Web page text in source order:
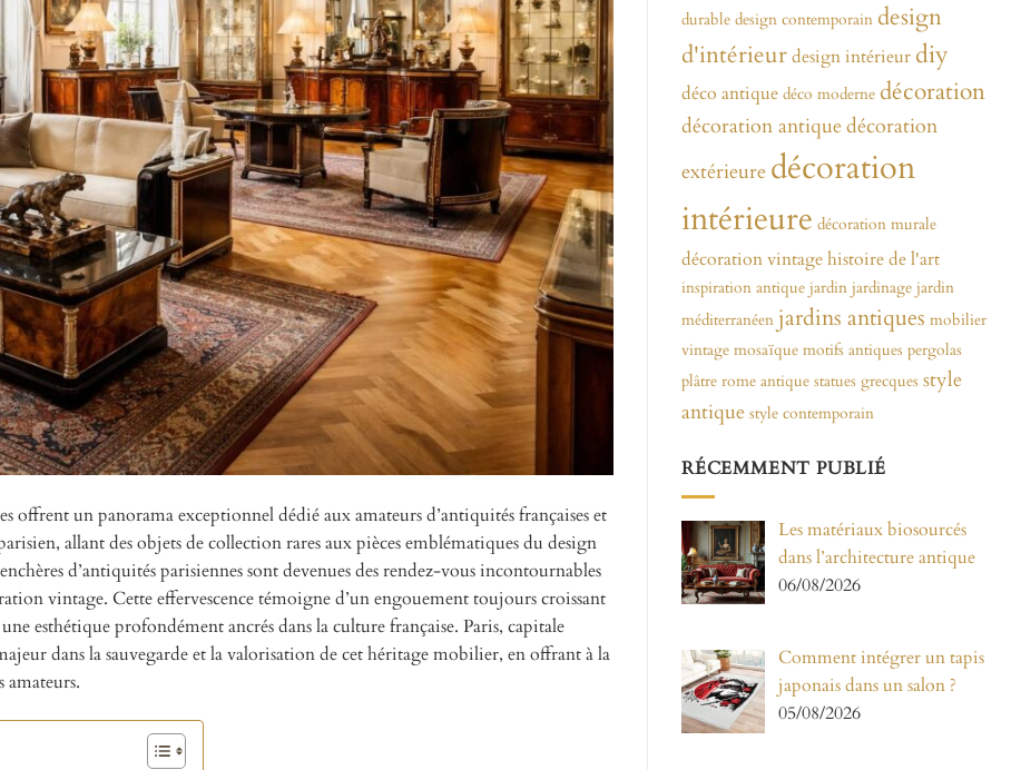
offrent un panorama exceptionnel dédié aux amateurs d’antiquités françaises et
allant des objets de collection rares aux pièces emblématiques du design
d’antiquités parisiennes sont devenues des rendez-vous incontournables
vintage. Cette effervescence témoigne d’un engouement toujours croissant
esthétique profondément ancrés dans la culture française. Paris, capitale
dans la sauvegarde et la valorisation de cet héritage mobilier, en offrant à la
amateurs.
durable design contemporain design
d'intérieurdesign intérieur diy
déco antique déco moderne décoration
décoration antiquedécoration
extérieure décoration
intérieure décoration murale
décoration vintagehistoire de l'art
inspiration antique jardin jardinage jardin
méditerranéen jardins antiques mobilier
vintage mosaïque motifs antiques pergolas
plâtre rome antique statues grecques style
antique style contemporain
RÉCEMMENT PUBLIÉ
Les matériaux biosourcés
dans l’architecture antique
06/08/2026
Comment intégrer un tapis
japonais dans un salon ?
05/08/2026